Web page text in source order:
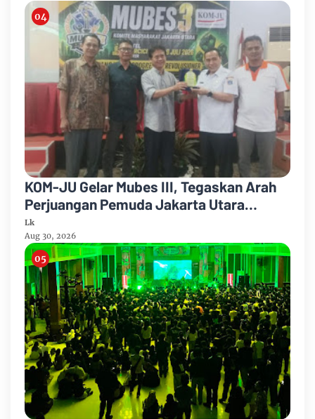
KOM-JU Gelar Mubes III, Tegaskan Arah
Perjuangan Pemuda Jakarta Utara
Berbasis Pancasila
Lk
Aug 30, 2026